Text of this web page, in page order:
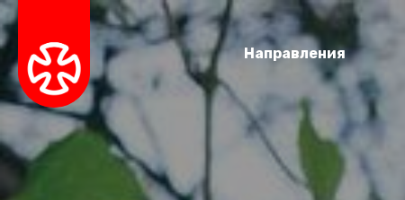
Направления